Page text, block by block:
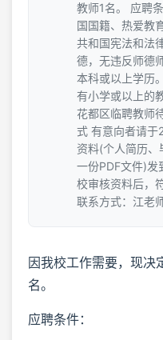
教师1名。 应聘
国国籍、热爱教
共和国宪法和法
德，无违反师德
本科或以上学历
有小学或以上的
花都区临聘教师
式 有意向者请
资料(个人简历、
一份PDF文件)
校审核资料后，
联系方式：江老
因我校工作需要，现决
名。
应聘条件：